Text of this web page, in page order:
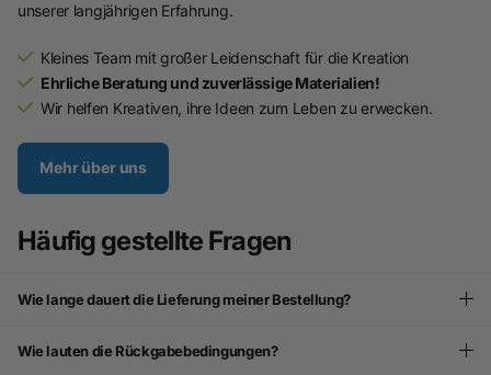
unserer langjährigen Erfahrung.
Kleines Team mit großer Leidenschaft für die Kreation
Ehrliche Beratung und zuverlässige Materialien!
Wir helfen Kreativen, ihre Ideen zum Leben zu erwecken.
Mehr über uns
Häufig gestellte Fragen
Wie lange dauert die Lieferung meiner Bestellung?
Wie lauten die Rückgabebedingungen?